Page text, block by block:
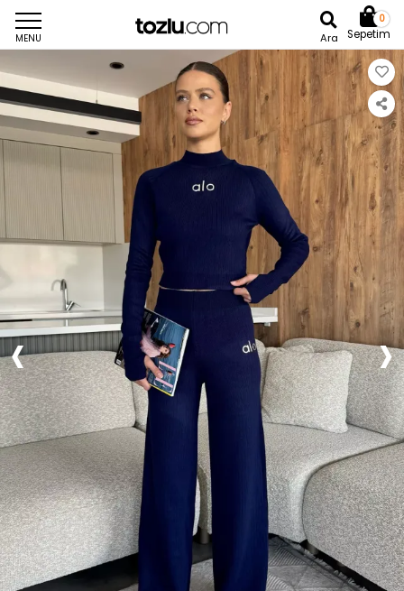
MENU Ara
0
Sepetim